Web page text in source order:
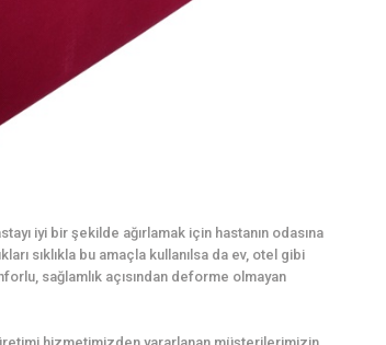
iyi bir şekilde ağırlamak için hastanın odasına
sıklıkla bu amaçla kullanılsa da ev, otel gibi
sağlamlık açısından deforme olmayan